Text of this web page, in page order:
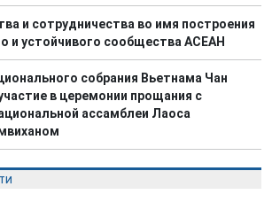
и сотрудничества во имя построения
и устойчивого сообщества АСЕАН
собрания Вьетнама Чан
в церемонии прощания с
ассамблеи Лаоса